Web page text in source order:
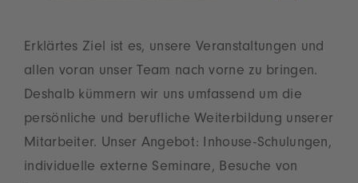
Erklärtes Ziel ist es, unsere Veranstaltungen und
allen voran unser Team nach vorne zu bringen.
Deshalb kümmern wir uns umfassend um die
persönliche und berufliche Weiterbildung unserer
Mitarbeiter. Unser Angebot: Inhouse-Schulungen,
individuelle externe Seminare, Besuche von